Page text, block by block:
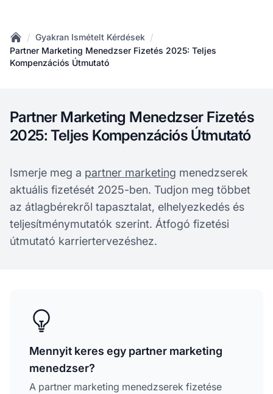
Home
/ Gyakran Ismételt Kérdések /
Partner Marketing Menedzser Fizetés 2025: Teljes
Kompenzációs Útmutató
Partner Marketing Menedzser Fizetés
2025: Teljes Kompenzációs Útmutató
Ismerje meg a partner marketing menedzserek
aktuális fizetését 2025-ben. Tudjon meg többet
az átlagbérekről tapasztalat, elhelyezkedés és
teljesítménymutatók szerint. Átfogó fizetési
útmutató karriertervezéshez.
Mennyit keres egy partner marketing
menedzser?
A partner marketing menedzserek fizetése